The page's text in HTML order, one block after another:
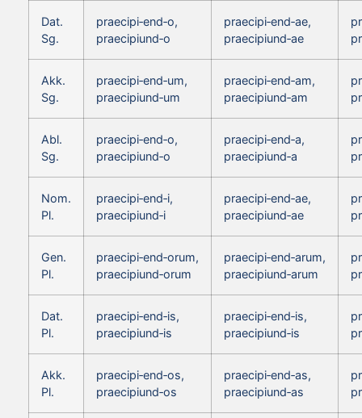
Dat.
Sg.
praecipi‑end‑o,
praecipiund‑o
praecipi‑end‑ae,
praecipiund‑ae
Akk.
Sg.
praecipi‑end‑um,
praecipiund‑um
praecipi‑end‑am,
praecipiund‑am
Abl.
Sg.
praecipi‑end‑o,
praecipiund‑o
praecipi‑end‑a,
praecipiund‑a
Nom.
Pl.
praecipi‑end‑i,
praecipiund‑i
praecipi‑end‑ae,
praecipiund‑ae
Gen.
Pl.
praecipi‑end‑orum,
praecipiund‑orum
praecipi‑end‑arum,
praecipiund‑arum
Dat.
Pl.
praecipi‑end‑is,
praecipiund‑is
praecipi‑end‑is,
praecipiund‑is
Akk.
Pl.
praecipi‑end‑os,
praecipiund‑os
praecipi‑end‑as,
praecipiund‑as